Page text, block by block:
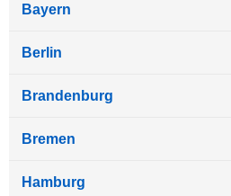
Bayern
Berlin
Brandenburg
Bremen
Hamburg